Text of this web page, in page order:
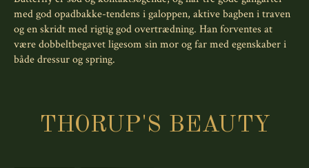
med god opadbakke-tendens i galoppen, aktive bagben i traven
og en skridt med rigtig god overtrædning. Han forventes at
være dobbeltbegavet ligesom sin mor og far med egenskaber i
både dressur og spring.
THORUP'S BEAUTY